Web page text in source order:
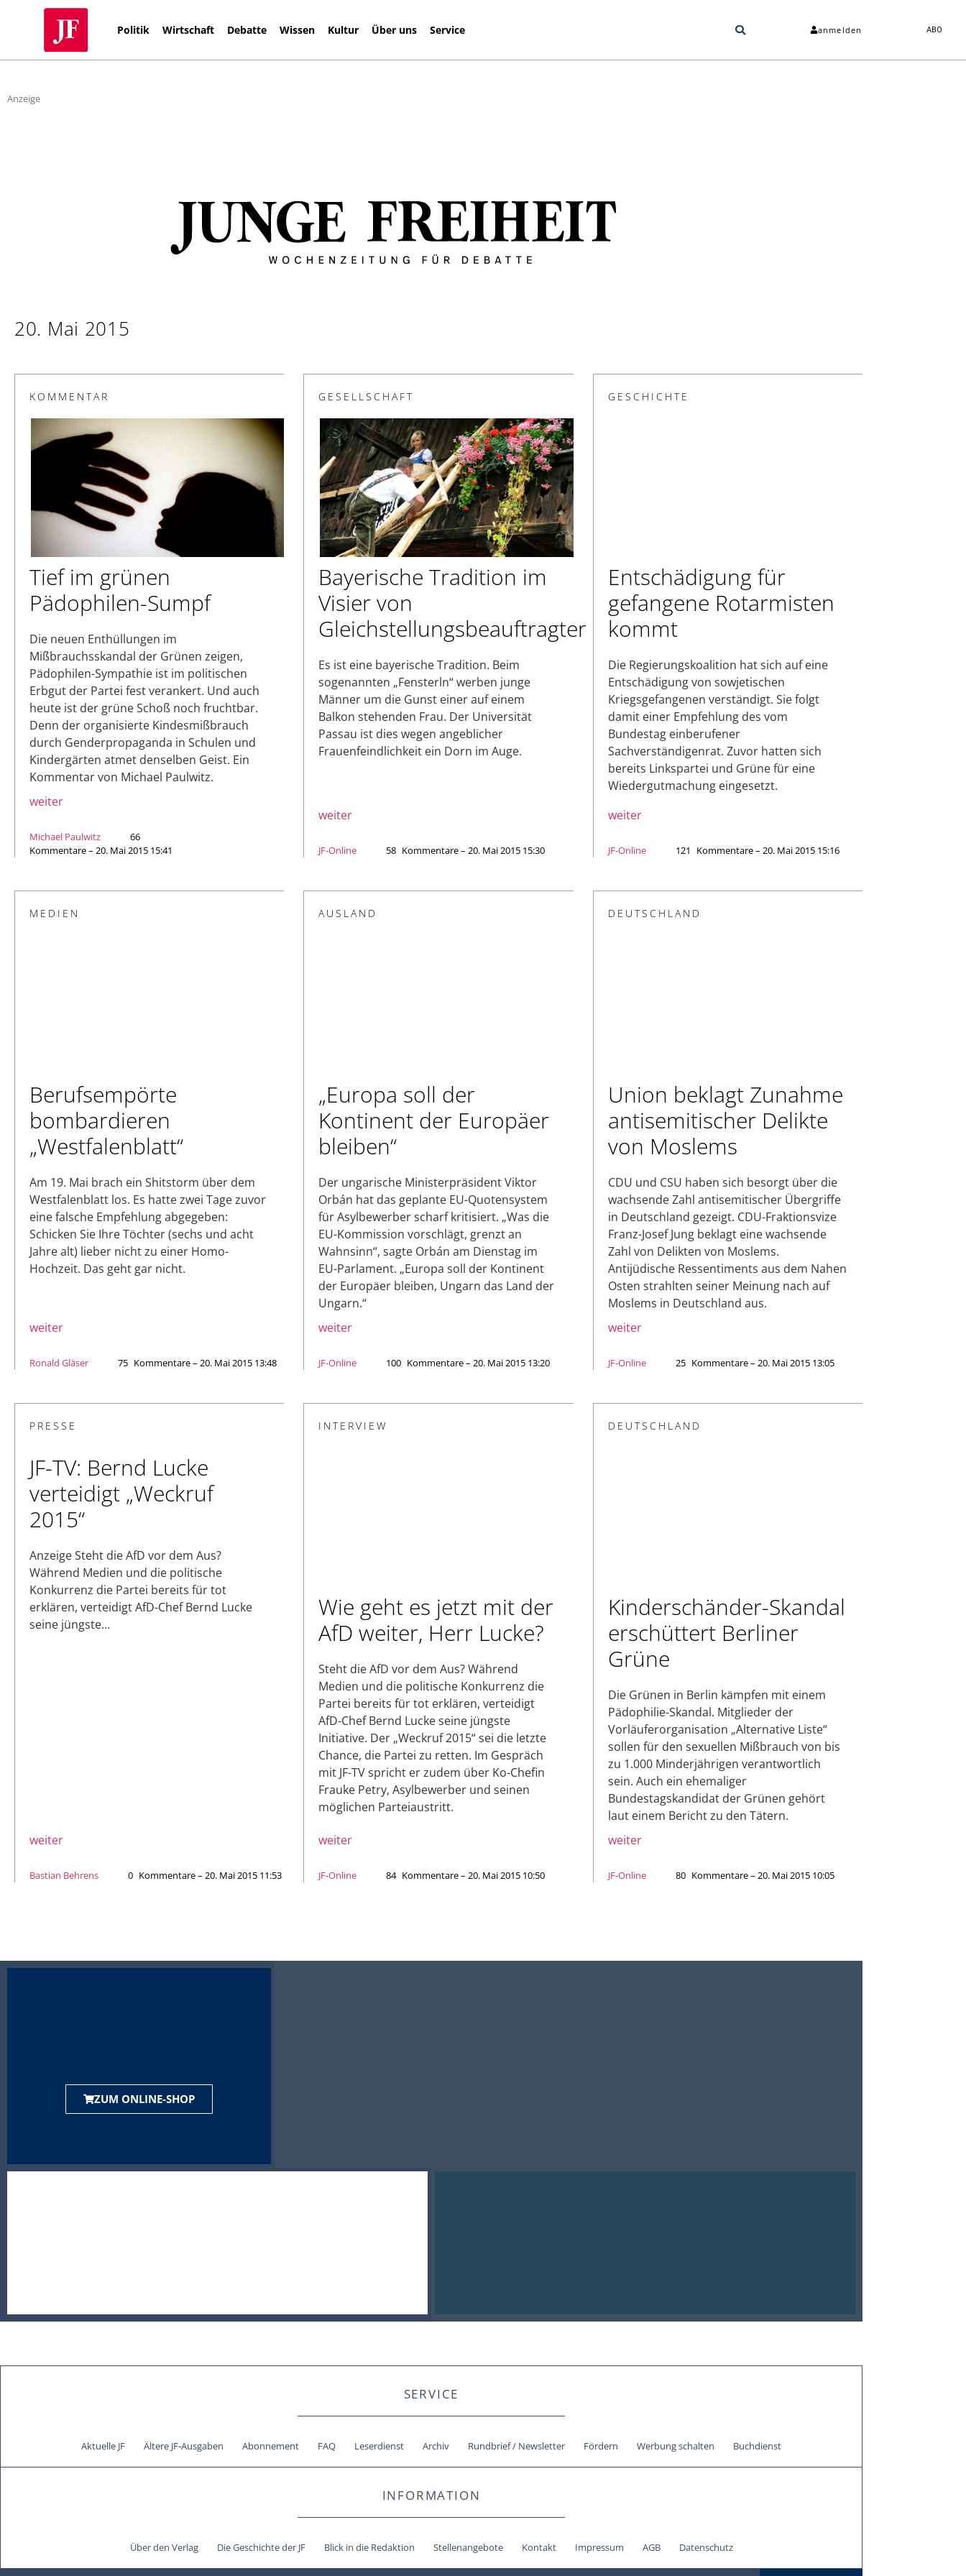
Politik Wirtschaft Debatte Wissen Kultur Über uns Service anmelden ABO
Anzeige
20. Mai 2015
KOMMENTAR
Tief im grünen
Pädophilen-Sumpf
Die neuen Enthüllungen im
Mißbrauchsskandal der Grünen zeigen,
Pädophilen-Sympathie ist im politischen
Erbgut der Partei fest verankert. Und auch
heute ist der grüne Schoß noch fruchtbar.
Denn der organisierte Kindesmißbrauch
durch Genderpropaganda in Schulen und
Kindergärten atmet denselben Geist. Ein
Kommentar von Michael Paulwitz.
weiter
Michael Paulwitz
66
Kommentare – 20. Mai 2015 15:41
GESELLSCHAFT
Bayerische Tradition im
Visier von
Gleichstellungsbeauftragter
Es ist eine bayerische Tradition. Beim
sogenannten „Fensterln“ werben junge
Männer um die Gunst einer auf einem
Balkon stehenden Frau. Der Universität
Passau ist dies wegen angeblicher
Frauenfeindlichkeit ein Dorn im Auge.
weiter
JF-Online 58 Kommentare – 20. Mai 2015 15:30
GESCHICHTE
Entschädigung für
gefangene Rotarmisten
kommt
Die Regierungskoalition hat sich auf eine
Entschädigung von sowjetischen
Kriegsgefangenen verständigt. Sie folgt
damit einer Empfehlung des vom
Bundestag einberufener
Sachverständigenrat. Zuvor hatten sich
bereits Linkspartei und Grüne für eine
Wiedergutmachung eingesetzt.
weiter
JF-Online 121 Kommentare – 20. Mai 2015 15:16
MEDIEN
Berufsempörte
bombardieren
„Westfalenblatt“
Am 19. Mai brach ein Shitstorm über dem
Westfalenblatt los. Es hatte zwei Tage zuvor
eine falsche Empfehlung abgegeben:
Schicken Sie Ihre Töchter (sechs und acht
Jahre alt) lieber nicht zu einer Homo-
Hochzeit. Das geht gar nicht.
weiter
Ronald Gläser 75 Kommentare – 20. Mai 2015 13:48
AUSLAND
„Europa soll der
Kontinent der Europäer
bleiben“
Der ungarische Ministerpräsident Viktor
Orbán hat das geplante EU-Quotensystem
für Asylbewerber scharf kritisiert. „Was die
EU-Kommission vorschlägt, grenzt an
Wahnsinn“, sagte Orbán am Dienstag im
EU-Parlament. „Europa soll der Kontinent
der Europäer bleiben, Ungarn das Land der
Ungarn.“
weiter
JF-Online 100 Kommentare – 20. Mai 2015 13:20
DEUTSCHLAND
Union beklagt Zunahme
antisemitischer Delikte
von Moslems
CDU und CSU haben sich besorgt über die
wachsende Zahl antisemitischer Übergriffe
in Deutschland gezeigt. CDU-Fraktionsvize
Franz-Josef Jung beklagt eine wachsende
Zahl von Delikten von Moslems.
Antijüdische Ressentiments aus dem Nahen
Osten strahlten seiner Meinung nach auf
Moslems in Deutschland aus.
weiter
JF-Online 25 Kommentare – 20. Mai 2015 13:05
PRESSE
JF-TV: Bernd Lucke
verteidigt „Weckruf
2015“
Anzeige Steht die AfD vor dem Aus?
Während Medien und die politische
Konkurrenz die Partei bereits für tot
erklären, verteidigt AfD-Chef Bernd Lucke
seine jüngste…
weiter
Bastian Behrens 0 Kommentare – 20. Mai 2015 11:53
INTERVIEW
Wie geht es jetzt mit der
AfD weiter, Herr Lucke?
Steht die AfD vor dem Aus? Während
Medien und die politische Konkurrenz die
Partei bereits für tot erklären, verteidigt
AfD-Chef Bernd Lucke seine jüngste
Initiative. Der „Weckruf 2015“ sei die letzte
Chance, die Partei zu retten. Im Gespräch
mit JF-TV spricht er zudem über Ko-Chefin
Frauke Petry, Asylbewerber und seinen
möglichen Parteiaustritt.
weiter
JF-Online 84 Kommentare – 20. Mai 2015 10:50
DEUTSCHLAND
Kinderschänder-Skandal
erschüttert Berliner
Grüne
Die Grünen in Berlin kämpfen mit einem
Pädophilie-Skandal. Mitglieder der
Vorläuferorganisation „Alternative Liste“
sollen für den sexuellen Mißbrauch von bis
zu 1.000 Minderjährigen verantwortlich
sein. Auch ein ehemaliger
Bundestagskandidat der Grünen gehört
laut einem Bericht zu den Tätern.
weiter
JF-Online 80 Kommentare – 20. Mai 2015 10:05
ZUM ONLINE-SHOP
SERVICE
Aktuelle JF Ältere JF-Ausgaben Abonnement FAQ Leserdienst Archiv Rundbrief / Newsletter Fördern Werbung schalten Buchdienst
INFORMATION
Über den Verlag Die Geschichte der JF Blick in die Redaktion Stellenangebote Kontakt Impressum AGB Datenschutz